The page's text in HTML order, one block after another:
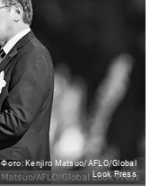
Фото: Kenjiro Matsuo/AFLO/Global
Look Press